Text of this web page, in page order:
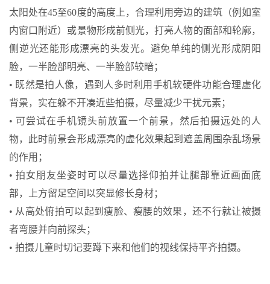
太阳处在45至60度的高度上，合理利用旁边的建筑（例如室
内窗口附近）或景物形成前侧光，打亮人物的面部和轮廓，
侧逆光还能形成漂亮的头发光。避免单纯的侧光形成阴阳
脸，一半脸部明亮、一半脸部较暗；
• 既然是拍人像，遇到人多时利用手机软硬件功能合理虚化
背景，实在躲不开凑近些拍摄，尽量减少干扰元素；
• 可尝试在手机镜头前放置一个前景，然后拍摄远处的人
物，此时前景会形成漂亮的虚化效果起到遮盖周围杂乱场景
的作用；
• 拍女朋友坐姿时可以尽量选择仰拍并让腿部靠近画面底
部，上方留足空间以突显修长身材；
• 从高处俯拍可以起到瘦脸、瘦腰的效果，还不行就让被摄
者弯腰并向前探头；
• 拍摄儿童时切记要蹲下来和他们的视线保持平齐拍摄。